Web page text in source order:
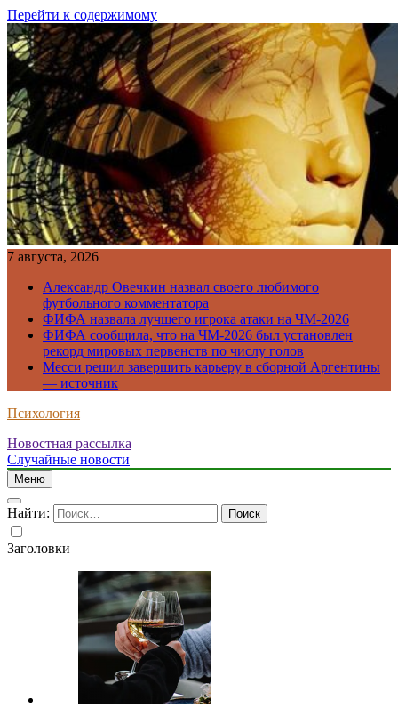
Перейти к содержимому
7 августа, 2026
Александр Овечкин назвал своего любимого
футбольного комментатора
ФИФА назвала лучшего игрока атаки на ЧМ-2026
ФИФА сообщила, что на ЧМ-2026 был установлен
рекорд мировых первенств по числу голов
Месси решил завершить карьеру в сборной Аргентины
— источник
Психология
Новостная рассылка
Случайные новости
Меню
Найти:
Заголовки